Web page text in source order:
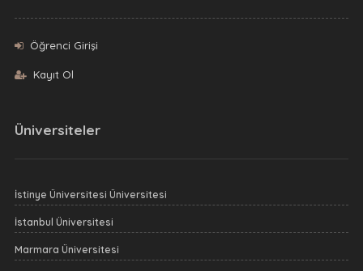
Öğrenci Girişi
Kayıt Ol
Üniversiteler
İstinye Üniversitesi Üniversitesi
İstanbul Üniversitesi
Marmara Üniversitesi